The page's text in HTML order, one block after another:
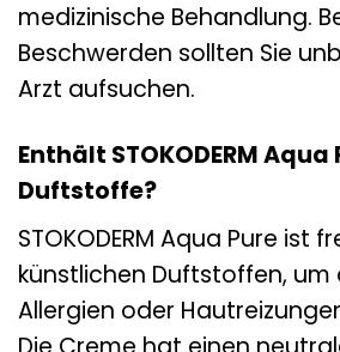
medizinische Behandlung.
Beschwerden sollten Sie
Arzt aufsuchen.
Enthält STOKODERM Aqua
Duftstoffe?
STOKODERM Aqua Pure ist
künstlichen Duftstoffen, um
Allergien oder